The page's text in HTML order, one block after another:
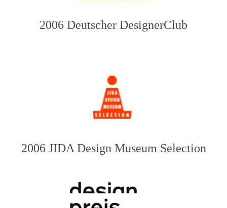
2006 Deutscher DesignerClub
2006 JIDA Design Museum Selection